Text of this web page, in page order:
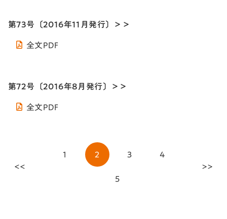
第73号〔2016年11月発行〕＞＞
全文PDF
第72号〔2016年8月発行〕＞＞
全文PDF
<<
1 2 3 4
5
>>